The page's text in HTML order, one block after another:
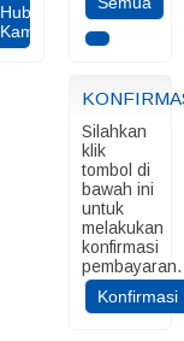
Hubungi
Kami
Silahkan
klik
tombol di
bawah ini
untuk
melakukan
konfirmasi
pembayaran.
Konfirmasi